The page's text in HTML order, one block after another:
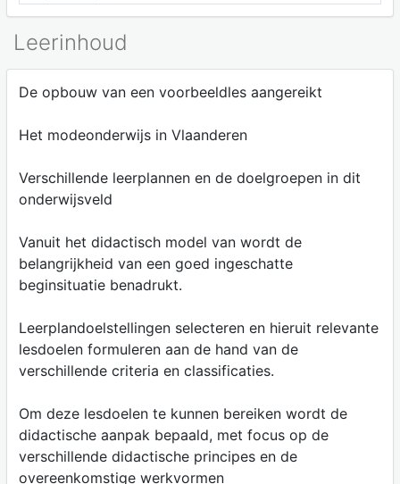
Leerinhoud
De opbouw van een voorbeeldles aangereikt
Het modeonderwijs in Vlaanderen
Verschillende leerplannen en de doelgroepen in dit
onderwijsveld
Vanuit het didactisch model van wordt de
belangrijkheid van een goed ingeschatte
beginsituatie benadrukt.
Leerplandoelstellingen selecteren en hieruit relevante
lesdoelen formuleren aan de hand van de
verschillende criteria en classificaties.
Om deze lesdoelen te kunnen bereiken wordt de
didactische aanpak bepaald, met focus op de
verschillende didactische principes en de
overeenkomstige werkvormen